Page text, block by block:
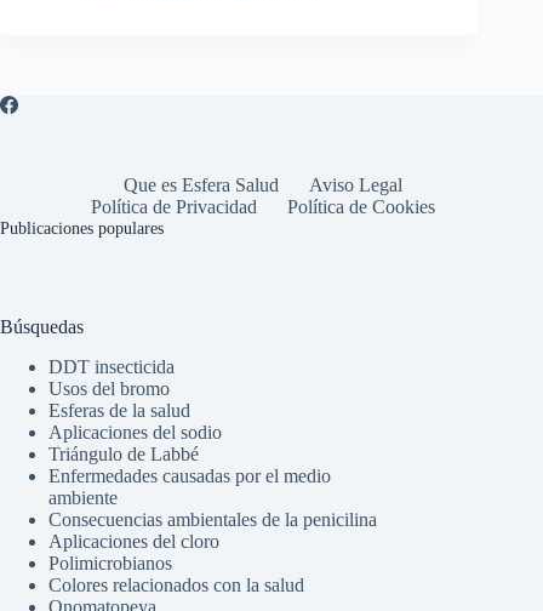
Que es Esfera Salud
Aviso Legal
Política de Privacidad
Política de Cookies
Publicaciones populares
Búsquedas
DDT insecticida
Usos del bromo
Esferas de la salud
Aplicaciones del sodio
Triángulo de Labbé
Enfermedades causadas por el medio
ambiente
Consecuencias ambientales de la penicilina
Aplicaciones del cloro
Polimicrobianos
Colores relacionados con la salud